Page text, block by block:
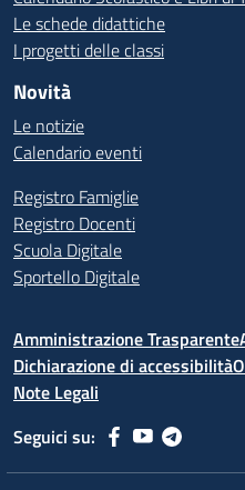
Le schede didattiche
I progetti delle classi
Novità
Le notizie
Calendario eventi
Registro Famiglie
Registro Docenti
Scuola Digitale
Sportello Digitale
Amministrazione Trasparente
Dichiarazione di accessibilità
Note Legali
Seguici su: